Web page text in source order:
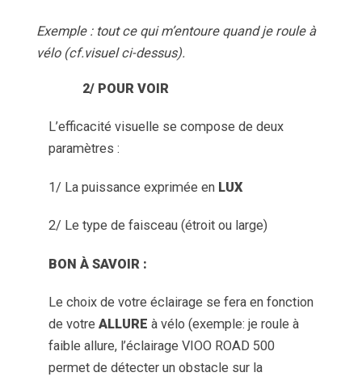
Exemple : tout ce qui m’entoure quand je roule à
vélo (cf.visuel ci-dessus).
2/ POUR VOIR
L’efficacité visuelle se compose de deux
paramètres :
1/ La puissance exprimée en LUX
2/ Le type de faisceau (étroit ou large)
BON À SAVOIR :
Le choix de votre éclairage se fera en fonction
de votre ALLURE à vélo (exemple: je roule à
faible allure, l’éclairage VIOO ROAD 500
permet de détecter un obstacle sur la